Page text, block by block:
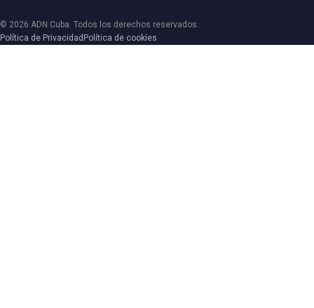
© 2026 ADN Cuba. Todos los derechos reservados.
Política de Privacidad Política de cookies